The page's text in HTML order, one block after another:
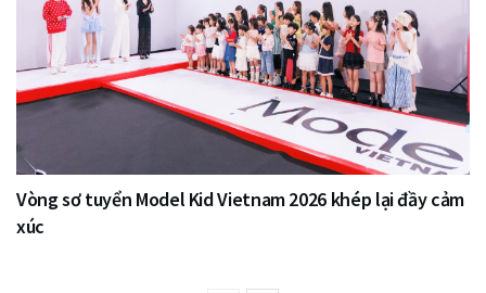
Vòng sơ tuyển Model Kid Vietnam 2026 khép lại đầy cảm
xúc